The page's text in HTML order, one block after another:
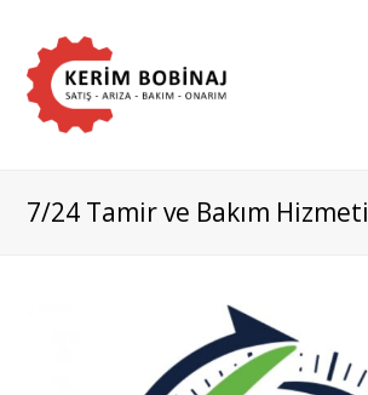
7/24 Tamir ve Bakım Hizmeti